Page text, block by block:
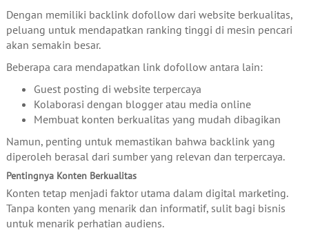
Dengan memiliki backlink dofollow dari website berkualitas,
peluang untuk mendapatkan ranking tinggi di mesin pencari
akan semakin besar.
Beberapa cara mendapatkan link dofollow antara lain:
Guest posting di website terpercaya
Kolaborasi dengan blogger atau media online
Membuat konten berkualitas yang mudah dibagikan
Namun, penting untuk memastikan bahwa backlink yang
diperoleh berasal dari sumber yang relevan dan terpercaya.
Pentingnya Konten Berkualitas
Konten tetap menjadi faktor utama dalam digital marketing.
Tanpa konten yang menarik dan informatif, sulit bagi bisnis
untuk menarik perhatian audiens.